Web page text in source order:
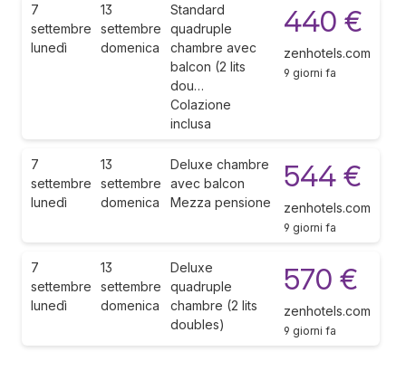
7
settembre
lunedì
13
settembre
domenica
Standard
quadruple
chambre avec
balcon (2 lits
dou…
Colazione
inclusa
440 €
zenhotels.com
9 giorni fa
7
settembre
lunedì
13
settembre
domenica
Deluxe chambre
avec balcon
Mezza pensione
544 €
zenhotels.com
9 giorni fa
7
settembre
lunedì
13
settembre
domenica
Deluxe
quadruple
chambre (2 lits
doubles)
570 €
zenhotels.com
9 giorni fa